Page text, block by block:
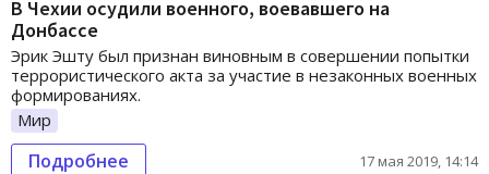
В Чехии осудили военного, воевавшего на
Донбассе
Эрик Эшту был признан виновным в совершении попытки
террористического акта за участие в незаконных военных
формированиях.
Мир
Подробнее 17 мая 2019, 14:14